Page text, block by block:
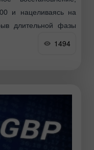
и нацеливаясь на
длительной фазы
ослабления
Ближнем Востоке,
1494